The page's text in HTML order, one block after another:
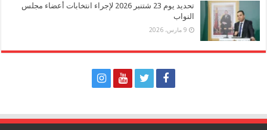
تحديد يوم 23 شتنبر 2026 لإجراء انتخابات أعضاء مجلس
النواب
9 مارس، 2026